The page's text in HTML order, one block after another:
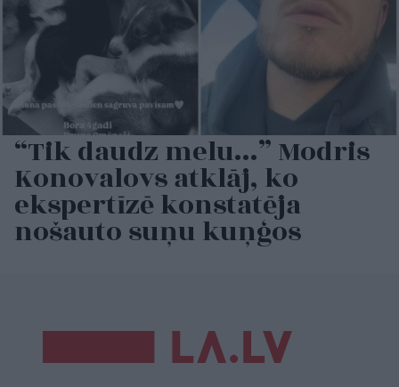
“Tik daudz melu…” Modris
Konovalovs atklāj, ko
ekspertīzē konstatēja
nošauto suņu kuņģos